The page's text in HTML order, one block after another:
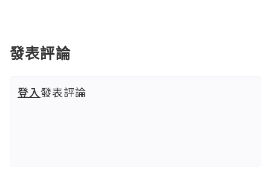
發表評論
登入發表評論